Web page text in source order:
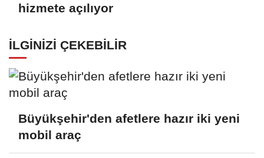
hizmete açılıyor
İLGINIZI ÇEKEBILIR
Büyükşehir'den afetlere hazır iki yeni
mobil araç